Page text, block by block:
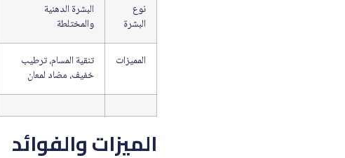
نوع
البشرة
البشرة الدهنية
والمختلطة
المميزات
تنقية المسام، ترطيب
خفيف، مضاد لمعان
الميزات والفوائد